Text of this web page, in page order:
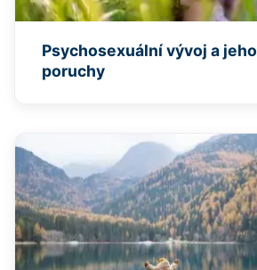
Psychosexuální vývoj a jeho
poruchy